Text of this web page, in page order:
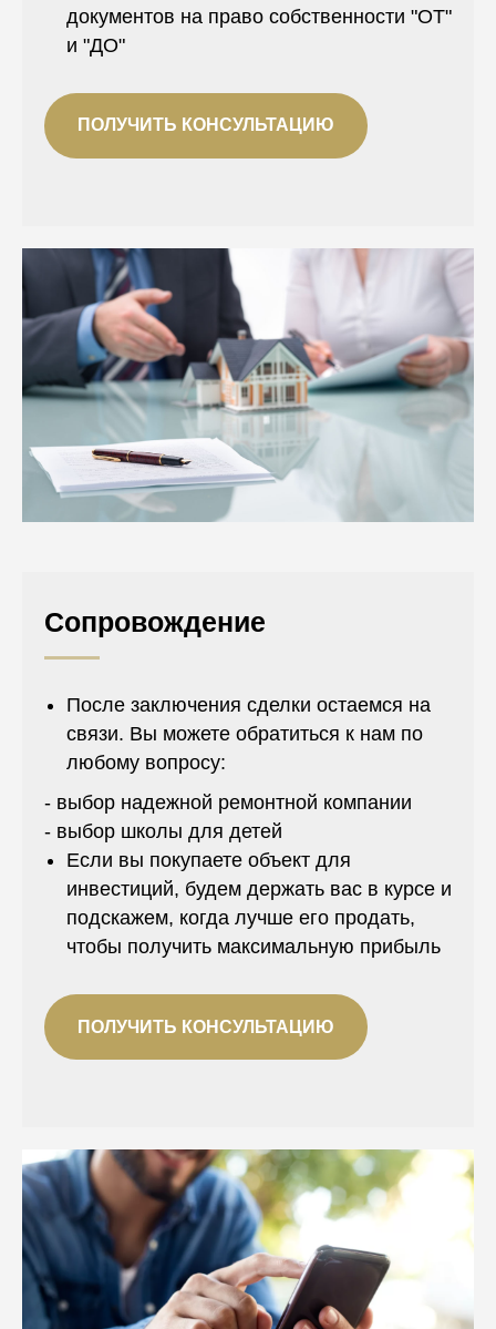
документов на право собственности "ОТ"
и "ДО"
ПОЛУЧИТЬ КОНСУЛЬТАЦИЮ
Сопровождение
После заключения сделки остаемся на
связи. Вы можете обратиться к нам по
любому вопросу:
- выбор надежной ремонтной компании
- выбор школы для детей
Если вы покупаете объект для
инвестиций, будем держать вас в курсе и
подскажем, когда лучше его продать,
чтобы получить максимальную прибыль
ПОЛУЧИТЬ КОНСУЛЬТАЦИЮ